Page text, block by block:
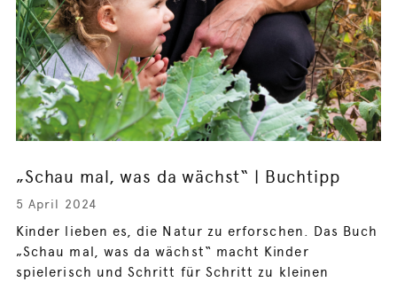
„Schau mal, was da wächst“ | Buchtipp
5 April 2024
Kinder lieben es, die Natur zu erforschen. Das Buch
„Schau mal, was da wächst“ macht Kinder
spielerisch und Schritt für Schritt zu kleinen